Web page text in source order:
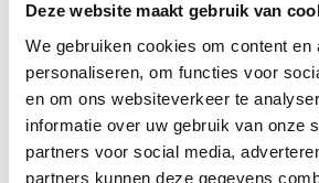
Deze website maakt gebruik van
We gebruiken cookies om content en
personaliseren, om functies voor
en om ons websiteverkeer te
informatie over uw gebruik van onze
partners voor social media,
partners kunnen deze gegevens
Kinderboerderij De
Een leuke kinderboerderij
dieren in het hok geaaid
Lees verder